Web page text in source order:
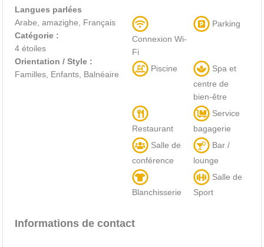
Langues parlées
Arabe, amazighe, Français
Catégorie :
4 étoiles
Orientation / Style :
Familles, Enfants, Balnéaire
Connexion Wi-
Fi
Parking
Piscine
Spa et
centre de
bien-être
Restaurant
Service
bagagerie
Salle de
conférence
Bar /
lounge
Blanchisserie
Salle de
Sport
Informations de contact